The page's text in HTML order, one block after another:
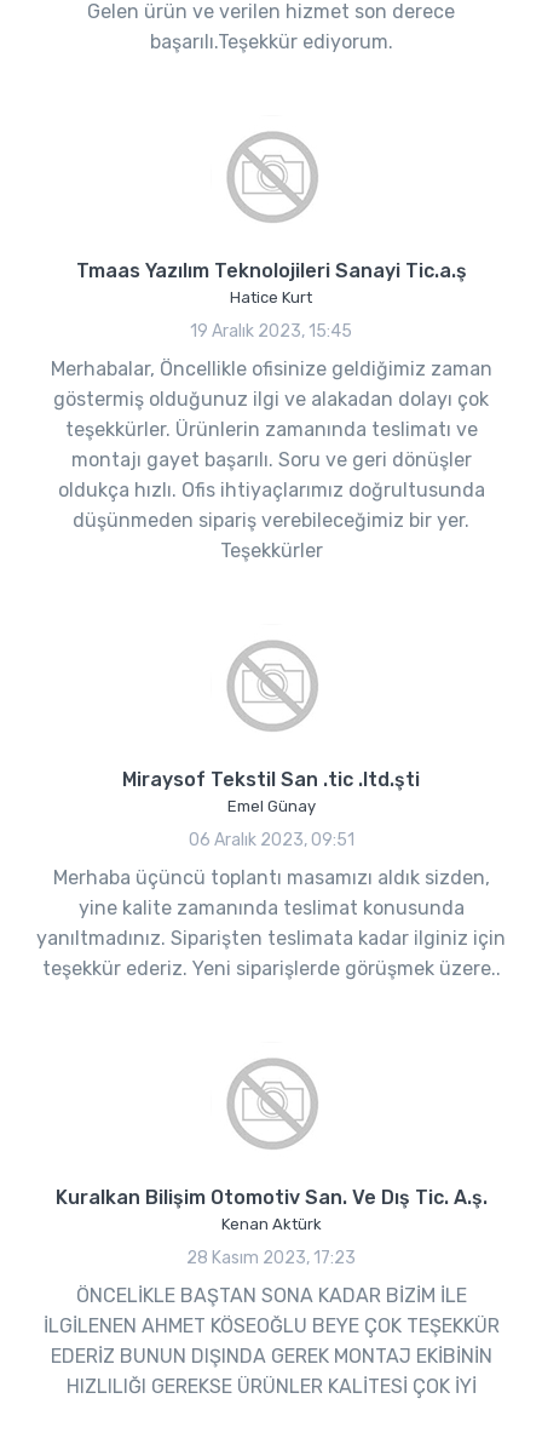
Gelen ürün ve verilen hizmet son derece
başarılı.Teşekkür ediyorum.
Tmaas Yazılım Teknolojileri Sanayi Tic.a.ş
Hatice Kurt
19 Aralık 2023, 15:45
Merhabalar, Öncellikle ofisinize geldiğimiz zaman
göstermiş olduğunuz ilgi ve alakadan dolayı çok
teşekkürler. Ürünlerin zamanında teslimatı ve
montajı gayet başarılı. Soru ve geri dönüşler
oldukça hızlı. Ofis ihtiyaçlarımız doğrultusunda
düşünmeden sipariş verebileceğimiz bir yer.
Teşekkürler
Miraysof Tekstil San .tic .ltd.şti
Emel Günay
06 Aralık 2023, 09:51
Merhaba üçüncü toplantı masamızı aldık sizden,
yine kalite zamanında teslimat konusunda
yanıltmadınız. Siparişten teslimata kadar ilginiz için
teşekkür ederiz. Yeni siparişlerde görüşmek üzere..
Kuralkan Bilişim Otomotiv San. Ve Dış Tic. A.ş.
Kenan Aktürk
28 Kasım 2023, 17:23
ÖNCELİKLE BAŞTAN SONA KADAR BİZİM İLE
İLGİLENEN AHMET KÖSEOĞLU BEYE ÇOK TEŞEKKÜR
EDERİZ BUNUN DIŞINDA GEREK MONTAJ EKİBİNİN
HIZLILIĞI GEREKSE ÜRÜNLER KALİTESİ ÇOK İYİ